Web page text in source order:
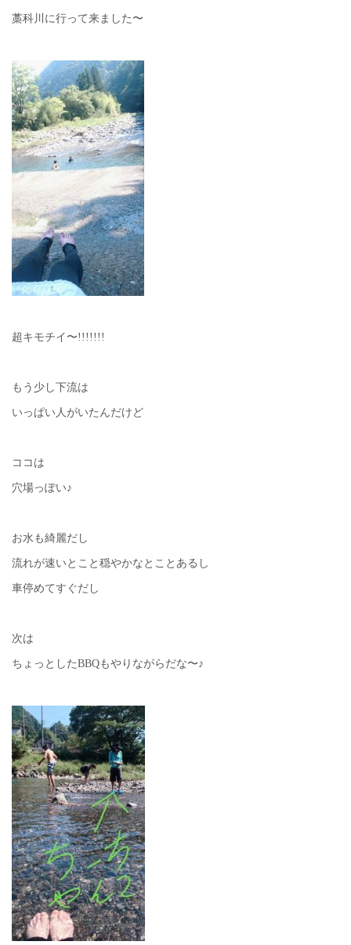
藁科川に行って来ました〜
超キモチイ〜!!!!!!!
もう少し下流は
いっぱい人がいたんだけど
ココは
穴場っぽい♪
お水も綺麗だし
流れが速いとこと穏やかなとことあるし
車停めてすぐだし
次は
ちょっとしたBBQもやりながらだな〜♪